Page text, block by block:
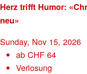
Herz trifft Humor:
neu»
Sunday, Nov 15, 2026
abCHF 64
Verlosung